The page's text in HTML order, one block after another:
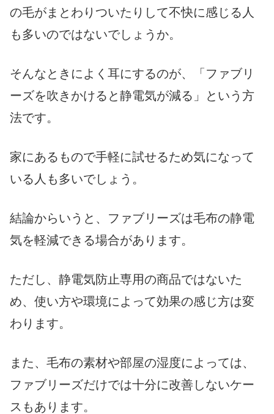
の毛がまとわりついたりして不快に感じる人
も多いのではないでしょうか。
そんなときによく耳にするのが、「ファブリ
ーズを吹きかけると静電気が減る」という方
法です。
家にあるもので手軽に試せるため気になって
いる人も多いでしょう。
結論からいうと、ファブリーズは毛布の静電
気を軽減できる場合があります。
ただし、静電気防止専用の商品ではないた
め、使い方や環境によって効果の感じ方は変
わります。
また、毛布の素材や部屋の湿度によっては、
ファブリーズだけでは十分に改善しないケー
スもあります。